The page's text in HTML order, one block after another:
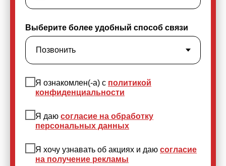
Выберите более удобный способ связи
Я ознакомлен(-а) с политикой
конфиденциальности
Я даю согласие на обработку
персональных данных
Я хочу узнавать об акциях и даю согласие
на получение рекламы